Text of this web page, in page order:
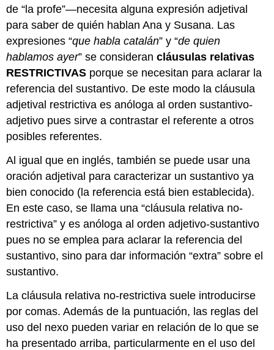
de “la profe”—necesita alguna expresión adjetival
para saber de quién hablan Ana y Susana. Las
expresiones “que habla catalán” y “de quien
hablamos ayer” se considerancláusulas relativas
RESTRICTIVAS porque se necesitan para aclarar la
referencia del sustantivo. De este modo la cláusula
adjetival restrictiva es anóloga al orden sustantivo-
adjetivo pues sirve a contrastar el referente a otros
posibles referentes.
Al igual que en inglés, también se puede usar una
oración adjetival para caracterizar un sustantivo ya
bien conocido (la referencia está bien establecida).
En este caso, se llama una “cláusula relativa no-
restrictiva” y es anóloga al orden adjetivo-sustantivo
pues no se emplea para aclarar la referencia del
sustantivo, sino para dar información “extra” sobre el
sustantivo.
La cláusula relativa no-restrictiva suele introducirse
por comas. Además de la puntuación, las reglas del
uso del nexo pueden variar en relación de lo que se
ha presentado arriba, particularmente en el uso del